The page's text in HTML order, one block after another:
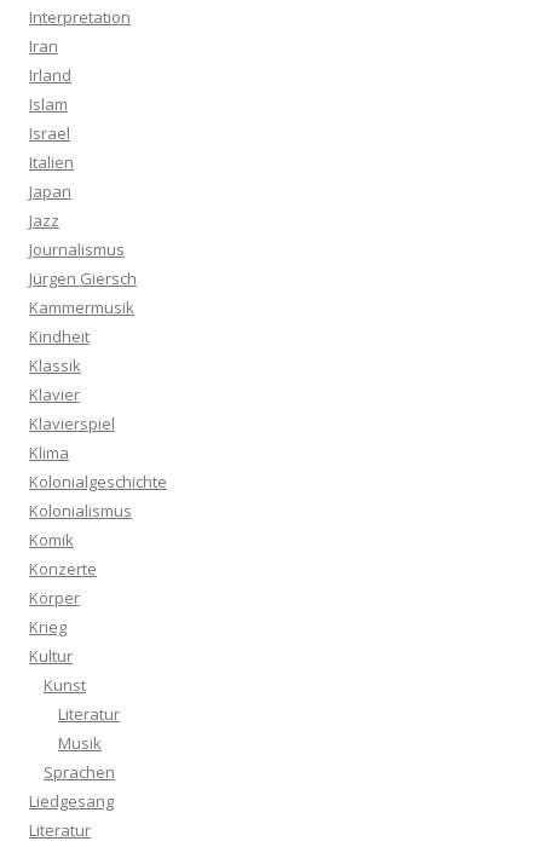
Interpretation
Iran
Irland
Islam
Israel
Italien
Japan
Jazz
Journalismus
Jürgen Giersch
Kammermusik
Kindheit
Klassik
Klavier
Klavierspiel
Klima
Kolonialgeschichte
Kolonialismus
Komik
Konzerte
Körper
Krieg
Kultur
Kunst
Literatur
Musik
Sprachen
Liedgesang
Literatur